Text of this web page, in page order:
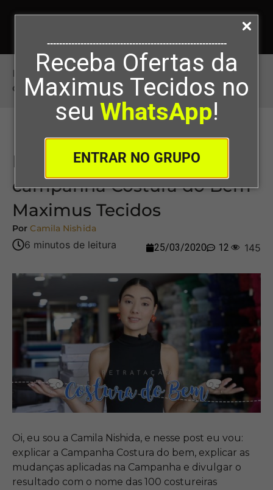
-----------------------------------------------------------
Receba Ofertas da
Maximus Tecidos no
seu WhatsApp!
ENTRAR NO GRUPO
Início>Resultado oficial da campanha Costura
do Bem Maximus Tecidos
Resultado oficial da
campanha Costura do Bem
Maximus Tecidos
Por Camila Nishida
25/03/2020 12 145
Oi, eu sou a Camila Nishida, e nesse post eu vou:
explicar a Campanha Costura do bem, explicar as
mudanças aplicadas na Campanha e divulgar o
resultado com o nome das 100 costureiras